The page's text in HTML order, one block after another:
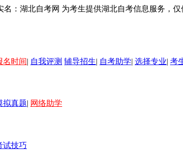
名：湖北自考网 为考生提供湖北自考信息服务，
名时间| 自我评测 辅导招生| 自考助学| 选择专业| 考
拟真题| 网络助学
试技巧